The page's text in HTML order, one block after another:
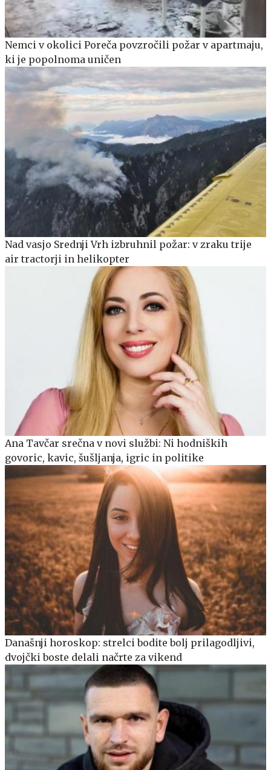
Nemci v okolici Poreča povzročili požar v apartmaju,
ki je popolnoma uničen
Nad vasjo Srednji Vrh izbruhnil požar: v zraku trije
air tractorji in helikopter
Ana Tavčar srečna v novi službi: Ni hodniških
govoric, kavic, šušljanja, igric in politike
Današnji horoskop: strelci bodite bolj prilagodljivi,
dvojčki boste delali načrte za vikend